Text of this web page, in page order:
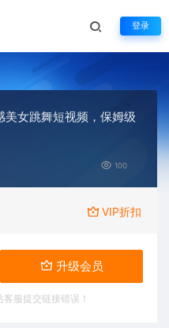
登录
女跳舞短视频，保姆级
100
VIP折扣
升级会员
服提交链接错误！